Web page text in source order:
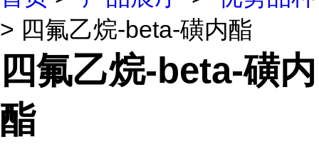
> 四氟乙烷-beta-磺内酯
四氟乙烷-beta-磺内
酯